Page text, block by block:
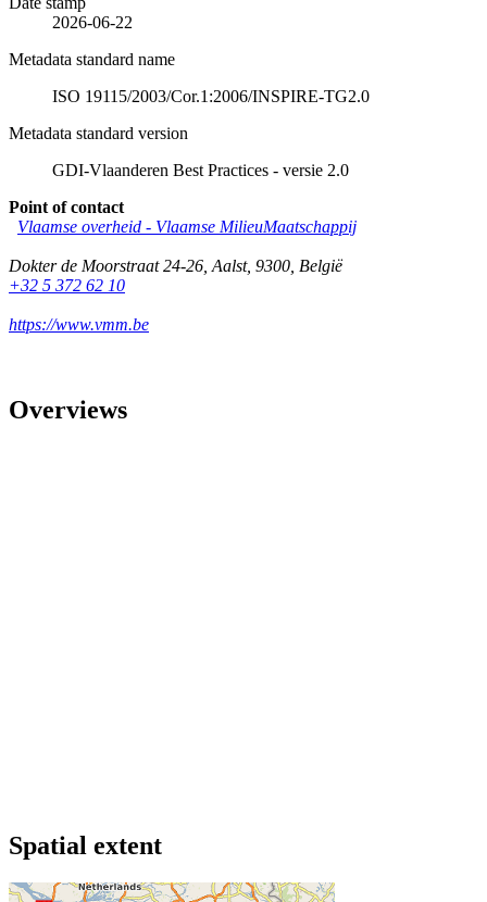
2026-06-22
Metadata standard name
ISO 19115/2003/Cor.1:2006/INSPIRE-TG2.0
Metadata standard version
GDI-Vlaanderen Best Practices - versie 2.0
Point of contact
Vlaamse overheid - Vlaamse MilieuMaatschappij
Dokter de Moorstraat 24-26 Aalst, 9300 België
+32 5 372 62 10
https://www.vmm.be
Overviews
Spatial extent